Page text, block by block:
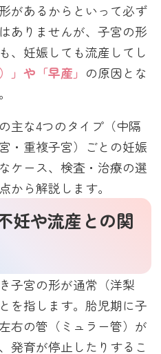
があるからといって必ず
ありませんが、子宮の形
、妊娠しても流産してし
」や「早産」 の原因とな
主な4つのタイプ（中隔
・重複子宮）ごとの妊娠
ケース、検査・治療の選
から解説します。
妊や流産との関
子宮の形が通常（洋梨
を指します。胎児期に子
右の管（ミュラー管）が
発育が停止したりするこ